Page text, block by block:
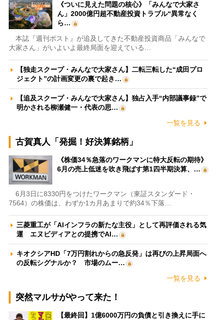
《ついに見えた問題の核心》「みんなで大家さ
ん」2000億円超不動産投資トラブル“異常なく
ら…
本誌『週刊ポスト』が追及してきた不動産投資商品「みんなで
大家さん」がいよいよ最終局面を迎えている…
【独走スクープ・みんなで大家さん】二転三転した“成田プロ
ジェクト”の計画変更の裏で起き…
【追及スクープ・みんなで大家さん】独占入手“内部議事録”で
明かされる柳瀬健一・代表の思…
一覧を見る
古賀真人「発掘！好決算銘柄」
《株価34％急落のワークマンに特大反転の期待》
6月の売上低迷を吹き飛ばす第1四半期決算、…
6月3日に8330円をつけたワークマン（東証スタンダード・
7564）の株価は、わずか1カ月あまりで約34％下落…
三菱重工が「AIインフラの新たな主役」として再評価される気
運 エヌビディアとの提携でAI…
キオクシアHD「7万円割れからの急反発」は再びの上昇局面へ
の反転シグナルか？ 市場のムー…
一覧を見る
突然マルサがやって来た！
【最終回】1億6000万円の負債と引き換えに手に